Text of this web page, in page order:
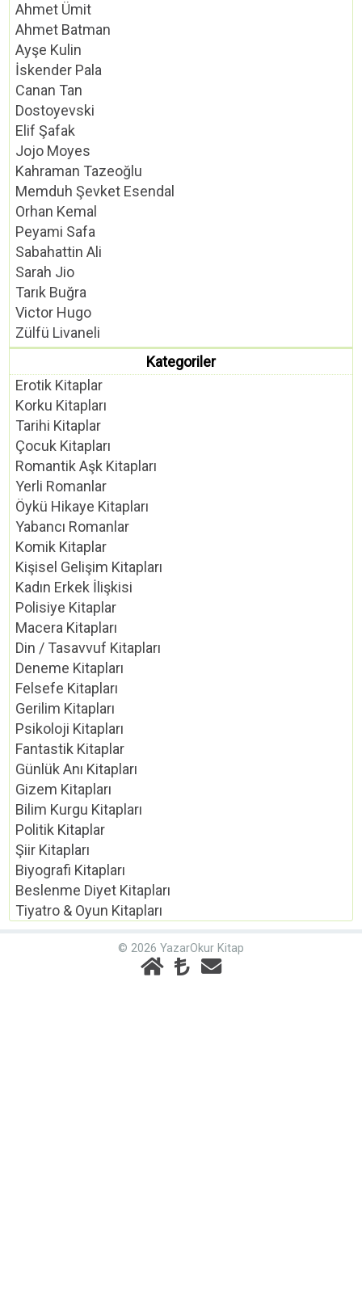
Ahmet Ümit
Ahmet Batman
Ayşe Kulin
İskender Pala
Canan Tan
Dostoyevski
Elif Şafak
Jojo Moyes
Kahraman Tazeoğlu
Memduh Şevket Esendal
Orhan Kemal
Peyami Safa
Sabahattin Ali
Sarah Jio
Tarık Buğra
Victor Hugo
Zülfü Livaneli
Kategoriler
Erotik Kitaplar
Korku Kitapları
Tarihi Kitaplar
Çocuk Kitapları
Romantik Aşk Kitapları
Yerli Romanlar
Öykü Hikaye Kitapları
Yabancı Romanlar
Komik Kitaplar
Kişisel Gelişim Kitapları
Kadın Erkek İlişkisi
Polisiye Kitaplar
Macera Kitapları
Din / Tasavvuf Kitapları
Deneme Kitapları
Felsefe Kitapları
Gerilim Kitapları
Psikoloji Kitapları
Fantastik Kitaplar
Günlük Anı Kitapları
Gizem Kitapları
Bilim Kurgu Kitapları
Politik Kitaplar
Şiir Kitapları
Biyografi Kitapları
Beslenme Diyet Kitapları
Tiyatro & Oyun Kitapları
© 2026 YazarOkur Kitap